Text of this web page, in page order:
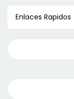
Enlaces Rapidos